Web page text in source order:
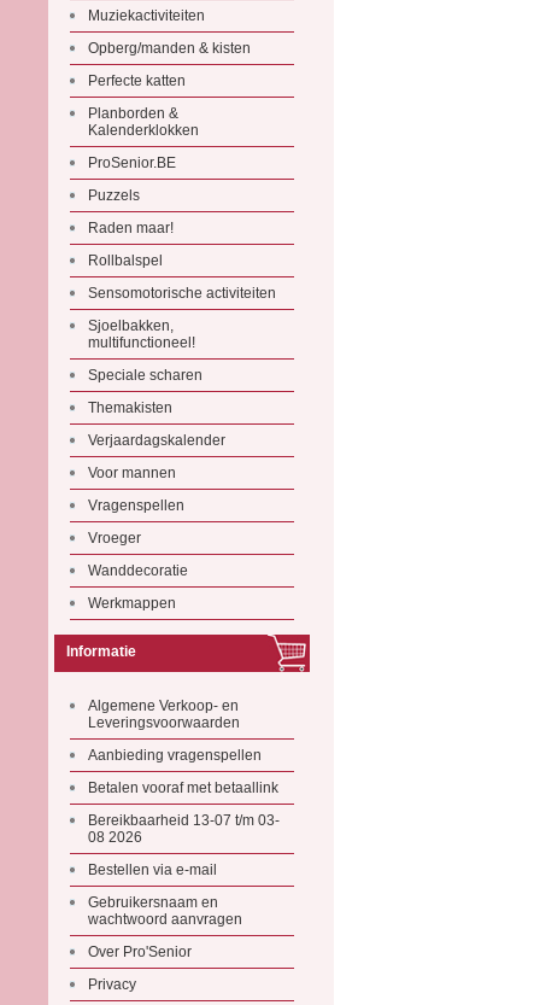
Muziekactiviteiten
Opberg/manden & kisten
Perfecte katten
Planborden &
Kalenderklokken
ProSenior.BE
Puzzels
Raden maar!
Rollbalspel
Sensomotorische activiteiten
Sjoelbakken,
multifunctioneel!
Speciale scharen
Themakisten
Verjaardagskalender
Voor mannen
Vragenspellen
Vroeger
Wanddecoratie
Werkmappen
Informatie
Algemene Verkoop- en
Leveringsvoorwaarden
Aanbieding vragenspellen
Betalen vooraf met betaallink
Bereikbaarheid 13-07 t/m 03-
08 2026
Bestellen via e-mail
Gebruikersnaam en
wachtwoord aanvragen
Over Pro'Senior
Privacy